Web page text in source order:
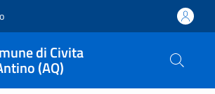
di Civita
(AQ)